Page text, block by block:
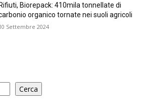
Rifiuti, Biorepack: 410mila tonnellate di
organico tornate nei suoli agricoli
Settembre 2024
Cerca